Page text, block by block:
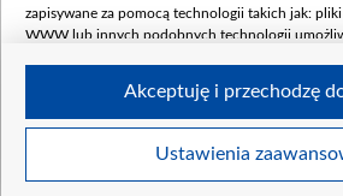
© 2026 Telewizja Polska S. A.
zapisywane za pomocą technologii takich jak:
WWW lub innych podobnych technologii
Twoje dane osobowe zbierane podczas
Ustawienia
Akceptuję i przechodzę